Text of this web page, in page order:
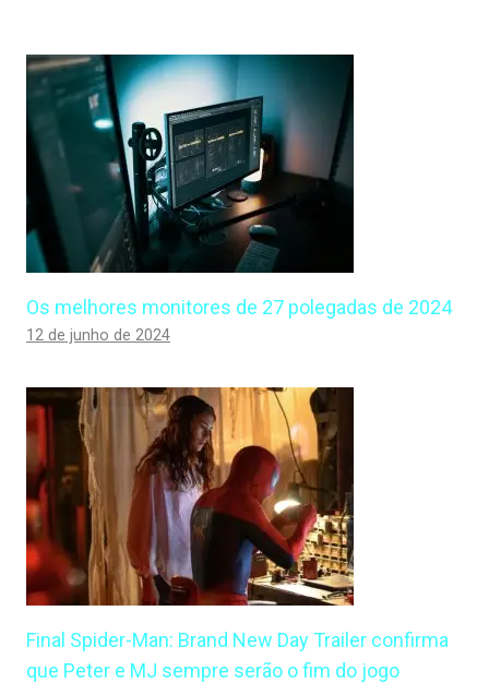
Os melhores monitores de 27 polegadas de 2024
12 de junho de 2024
Final Spider-Man: Brand New Day Trailer confirma
que Peter e MJ sempre serão o fim do jogo